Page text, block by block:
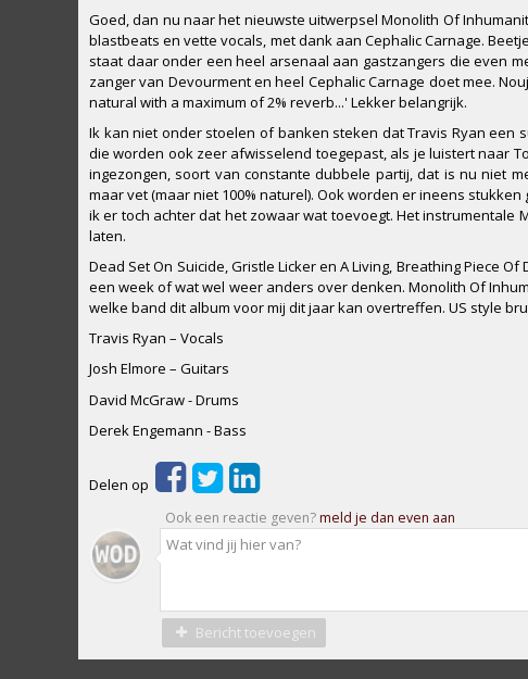
Goed, dan nu naar het nieuwste uitwerpsel Monolith Of
blastbeats en vette vocals, met dank aan Cephalic Carnage.
staat daar onder een heel arsenaal aan gastzangers die even
zanger van Devourment en heel Cephalic Carnage doet mee.
natural with a maximum of 2% reverb...' Lekker belangrijk.
Ik kan niet onder stoelen of banken steken dat Travis Ryan een
die worden ook zeer afwisselend toegepast, als je luistert naar
ingezongen, soort van constante dubbele partij, dat is nu niet
maar vet (maar niet 100% naturel). Ook worden er ineens
ik er toch achter dat het zowaar wat toevoegt. Het instrumentale
laten.
Dead Set On Suicide, Gristle Licker en A Living, Breathing Piece
een week of wat wel weer anders over denken. Monolith Of
welke band dit album voor mij dit jaar kan overtreffen. US style
Travis Ryan – Vocals
Josh Elmore – Guitars
David McGraw - Drums
Derek Engemann - Bass
Delen op
Ook een reactie geven?meld je dan even aan
Bericht toevoegen